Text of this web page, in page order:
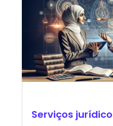
Serviços